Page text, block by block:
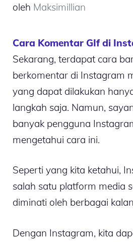
oleh Maksimillian
Cara Komentar GIf di
Sekarang, terdapat cara
berkomentar di Instagram
yang dapat dilakukan
langkah saja. Namun,
banyak pengguna
mengetahui cara ini.
Seperti yang kita ketahui,
salah satu platform media
diminati oleh berbagai
Dengan Instagram, kita